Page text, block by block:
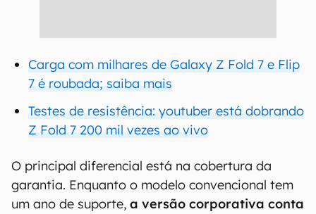
Carga com milhares de Galaxy Z Fold 7 e Flip
7 é roubada; saiba mais
Testes de resistência: youtuber está dobrando
Z Fold 7 200 mil vezes ao vivo
O principal diferencial está na cobertura da
garantia. Enquanto o modelo convencional tem
um ano de suporte, a versão corporativa conta